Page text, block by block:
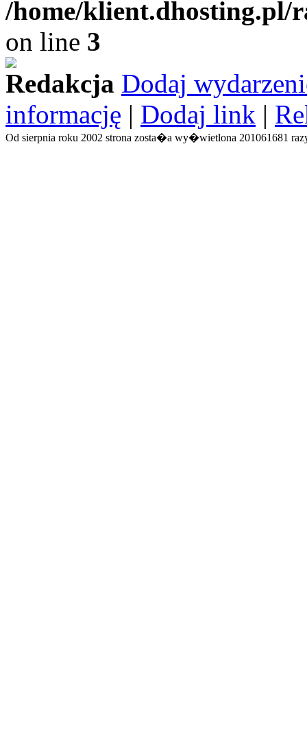
/home/
on line 3
Redakcja Dodaj
informację | Dodaj link |
Od sierpnia roku 2002 strona zosta�a wy�wietlona 201061681